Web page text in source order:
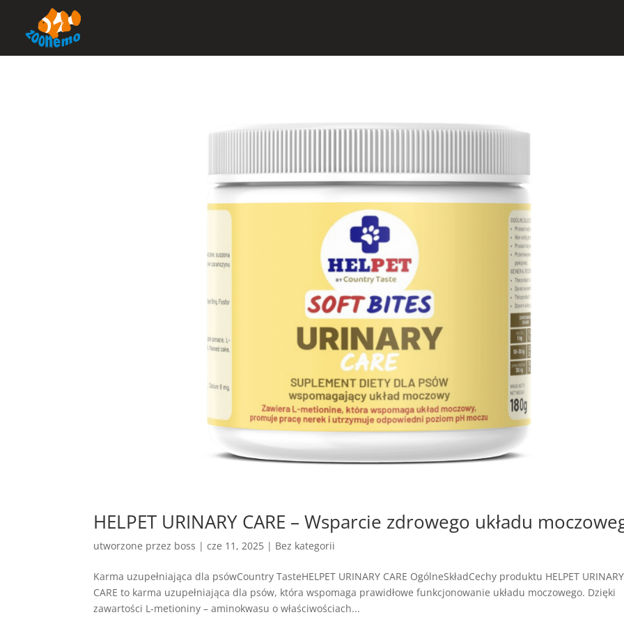
HELPET URINARY CARE – Wsparcie zdrowego układu
utworzone przez boss |cze 11, 2025 | Bez kategorii
Karma uzupełniająca dla psówCountry TasteHELPET URINARY CARE OgólneSkładCechy produktu HELPET URINARY
CARE to karma uzupełniająca dla psów, która wspomaga prawidłowe funkcjonowanie układu moczowego. Dzięki
zawartości L-metioniny – aminokwasu o właściwościach...